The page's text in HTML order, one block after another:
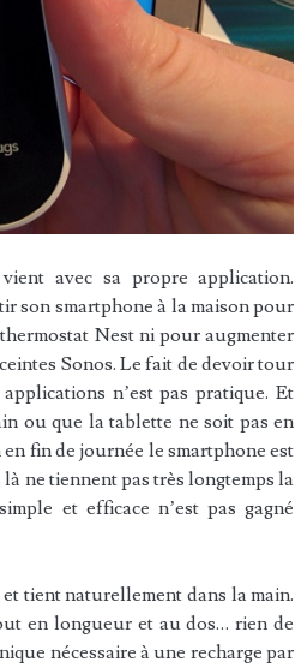
avec sa propre application.
son smartphone à la maison pour
Nest ni pour augmenter
Sonos. Le fait de devoir tour
n’est pas pratique. Et
ou que la tablette ne soit pas en
fin de journée le smartphone est
ne tiennent pas très longtemps la
et efficace n’est pas gagné
tient naturellement dans la main.
en longueur et au dos… rien de
nécessaire à une recharge par